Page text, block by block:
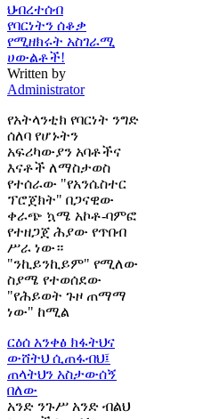
ህብረተሰብ
የባርነትን ሰቆቃ
የሚዘክሩት አስገራሚ
ሀውልቶች!
Written by
Administrator
የአትላንቲክ የባርነት ንግድ
ሰለባ የሆኑትን
አፍሪካውያን አባቶችና
እናቶች ለማስታወስ
የተሰራው "የአንሴስተር
ፕሮጀክት" በጋናዊው
ቀራጭ ኳሜ አኮቶ-ባምፎ
የተዘጋጀ ሕያው የጥበብ
ሥራ ነው።
"ንኪይንኪይም" የሚለው
ስያሜ የተወሰደው
"የሕይወት ጉዞ ጠማማ
ነው" ከሚል
ርዕሰ አንቀፅ ክፋትህና
ውሸትህ ሲጠፋብህ፤
ጠላትህን አስታውሰኝ
በለው
አንድ ንጉሥ አንድ ብልህ